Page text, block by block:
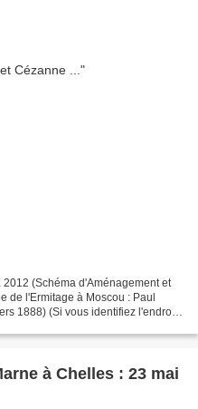
(Schéma d'Aménagement et
de l'Ermitage à Moscou : Paul
1888) (Si vous identifiez l'endroit
à Chelles : 23 mai